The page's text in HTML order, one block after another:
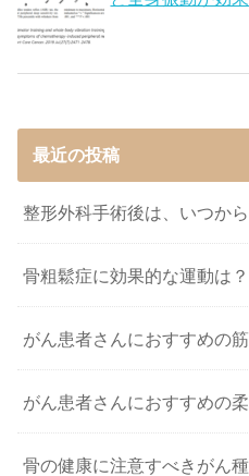
最近の投稿
整形外科手術後は、いつか
骨粗鬆症に効果的な運動は？
がん患者さんにおすすめの
がん患者さんにおすすめの
骨の健康に注意すべきがん